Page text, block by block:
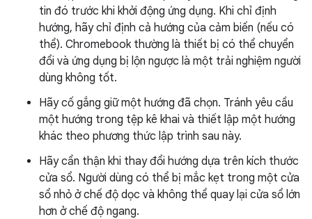
tin đó trước khi khởi động ứng dụng. Khi chỉ định
hướng, hãy chỉ định cả hướng của cảm biến (nếu có
thể). Chromebook thường là thiết bị có thể chuyển
đổi và ứng dụng bị lộn ngược là một trải nghiệm người
dùng không tốt.
Hãy cố gắng giữ một hướng đã chọn. Tránh yêu cầu
một hướng trong tệp kê khai và thiết lập một hướng
khác theo phương thức lập trình sau này.
Hãy cẩn thận khi thay đổi hướng dựa trên kích thước
cửa sổ. Người dùng có thể bị mắc kẹt trong một cửa
sổ nhỏ ở chế độ dọc và không thể quay lại cửa sổ lớn
hơn ở chế độ ngang.